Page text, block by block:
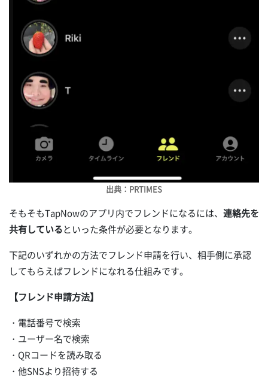
出典：PRTIMES
そもそもTapNowのアプリ内でフレンドになるには、 連絡先を
共有しているといった条件が必要となります。
下記のいずれかの方法でフレンド申請を行い、相手側に承認
してもらえばフレンドになれる仕組みです。
【フレンド申請方法】
・電話番号で検索
・ユーザー名で検索
・QRコードを読み取る
・他SNSより招待する